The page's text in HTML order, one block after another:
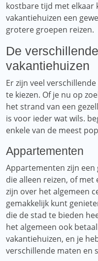
kostbare tijd met elkaar
vakantiehuizen een
grotere groepen reizen.
De
vakantiehuizen
Er zijn veel
te kiezen. Of je nu op
het strand van een
is voor ieder wat wils.
enkele van de meest
Appartementen
Appartementen zijn een
die alleen reizen, of met
zijn over het algemeen
gemakkelijk kunt
die de stad te bieden
het algemeen ook
vakantiehuizen, en je
verschillende maten en